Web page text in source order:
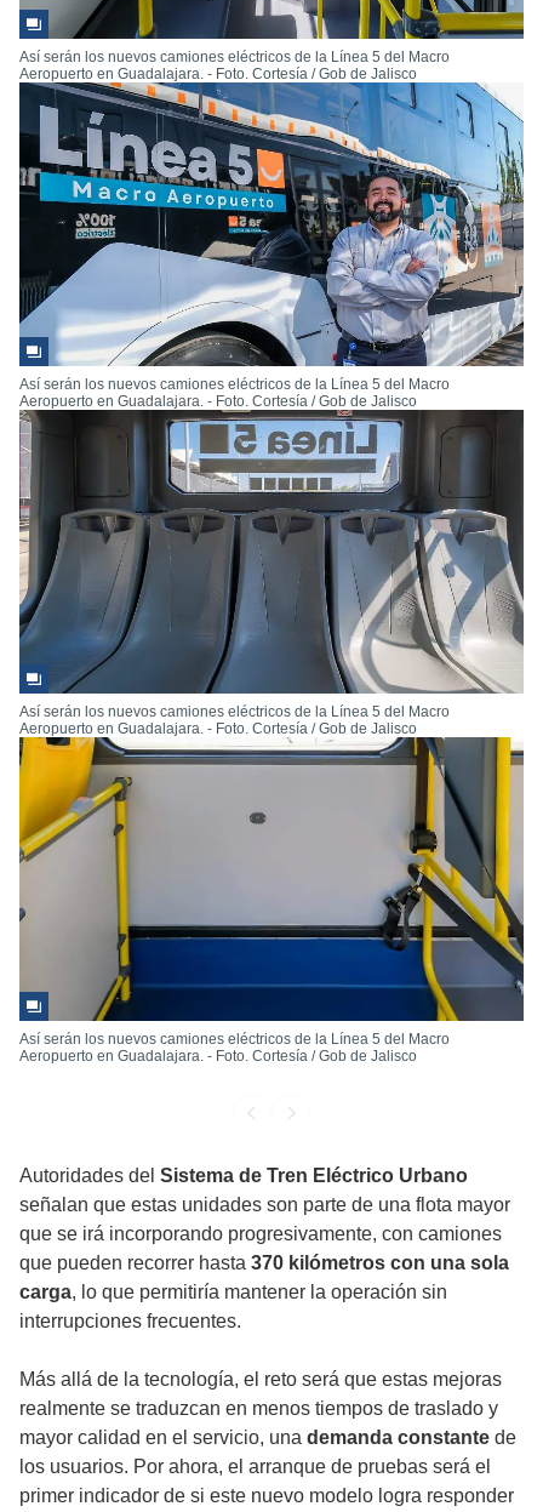
Así serán los nuevos camiones eléctricos de la Línea 5 del Macro
Aeropuerto en Guadalajara. - Foto. Cortesía / Gob de Jalisco
Así serán los nuevos camiones eléctricos de la Línea 5 del Macro
Aeropuerto en Guadalajara. - Foto. Cortesía / Gob de Jalisco
Así serán los nuevos camiones eléctricos de la Línea 5 del Macro
Aeropuerto en Guadalajara. - Foto. Cortesía / Gob de Jalisco
Así serán los nuevos camiones eléctricos de la Línea 5 del Macro
Aeropuerto en Guadalajara. - Foto. Cortesía / Gob de Jalisco
Autoridades del Sistema de Tren Eléctrico Urbano
señalan que estas unidades son parte de una flota mayor
que se irá incorporando progresivamente, con camiones
que pueden recorrer hasta 370 kilómetros con una sola
carga, lo que permitiría mantener la operación sin
interrupciones frecuentes.
Más allá de la tecnología, el reto será que estas mejoras
realmente se traduzcan en menos tiempos de traslado y
mayor calidad en el servicio, una demanda constante de
los usuarios. Por ahora, el arranque de pruebas será el
primer indicador de si este nuevo modelo logra responder